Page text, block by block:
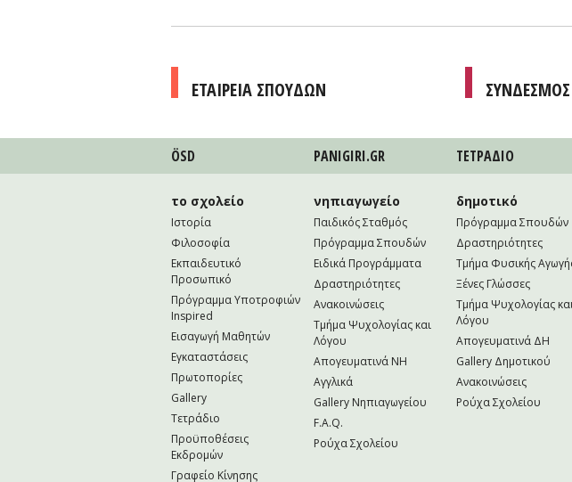
ΕΤΑΙΡΕΙΑ ΣΠΟΥΔΩΝ
ÖSD PANIGIRI.GR ΤΕΤΡAΔΙΟ
το σχολείο
Ιστορία
Φιλοσοφία
Εκπαιδευτικό
Προσωπικό
Πρόγραμμα Υποτροφιών
Inspired
Εισαγωγή Μαθητών
Εγκαταστάσεις
Πρωτοπορίες
Gallery
Τετράδιο
Προϋποθέσεις
Εκδρομών
Γραφείο Κίνησης
νηπιαγωγείο
Παιδικός Σταθμός
Πρόγραμμα Σπουδών
Ειδικά Προγράμματα
Δραστηριότητες
Ανακοινώσεις
Τμήμα Ψυχολογίας και
Λόγου
Απογευματινά NH
Αγγλικά
Gallery Νηπιαγωγείου
F.A.Q.
Ρούχα Σχολείου
δημοτικό
Πρόγραμμα Σπουδών
Δραστηριότητες
Τμήμα Φυσικής
Ξένες Γλώσσες
Τμήμα Ψυχολογίας
Λόγου
Απογευματινά ΔΗ
Gallery Δημοτικού
Ανακοινώσεις
Ρούχα Σχολείου